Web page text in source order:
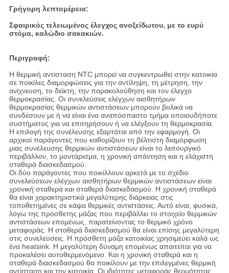
Γρήγορη λεπτομέρεια:
Σφαιρικός τελειωμένος έλεγχος ανοξείδωτου, με το ευρύ
στόμα, καλώδιο σακακιών.
Περιγραφή:
Η θερμική αντίσταση NTC μπορεί να συγκεντρωθεί στην κατοικία
σε ποικίλες διαμορφώσεις για την αντίληψη, τη μέτρηση, την
ανίχνευση, το δείκτη, την παρακολούθηση και τον έλεγχο
θερμοκρασίας. Οι συνελεύσεις ελέγχων αισθητήρων
θερμοκρασίας θερμικών αντιστάσεων μπορούν βολικά να
συνδέσουν με ή να είναι ένα αναπόσπαστο τμήμα οποιουδήποτε
συστήματος για να επιτηρήσουν ή να ελέγξουν τη θερμοκρασία.
Η επιλογή της συνέλευσης εξαρτάται από την εφαρμογή. Οι
αρχικοί παράγοντες που καθορίζουν τη βέλτιστη διαμόρφωση
μιας συνέλευσης θερμικών αντιστάσεων είναι το λειτουργικό
περιβάλλον, το μοντάρισμα, η χρονική απάντηση και η ελάχιστη
σταθερά διασκεδασμού.
Οι δύο παράγοντες που ποικίλλουν αρκετά με το σχέδιο
συνελεύσεων ελέγχων αισθητήρων θερμικών αντιστάσεων είναι
χρονική σταθερά και σταθερά διασκεδασμού. Η χρονική σταθερά
θα είναι χαρακτηριστικά μεγαλύτερης διάρκειας στις
τοποθετημένες σε κάψα θερμικές αντιστάσεις. Αυτό είναι, φυσικά,
λόγω της πρόσθετης μάζας που περιβάλλει το στοιχείο θερμικών
αντιστάσεων επομένως, παρατείνοντας το θερμικό χρόνο
μεταφοράς. Η σταθερά διασκεδασμού θα είναι επίσης μεγαλύτερη
στις συνελεύσεις. Η πρόσθετη μάζα κατοικίας χρησιμεύει καλά ως
ένα heatsink. Η μεγαλύτερη δύναμη επομένως απαιτείται για να
προκαλέσει αυτοθερμενόμενο. Και η χρονική σταθερά και η
σταθερά διασκεδασμού θα ποικίλουν με την επιλεγμένες θερμική
αντίσταση και την κατοικία. Οι ιδιότητες μεταφοράς θερμότητας